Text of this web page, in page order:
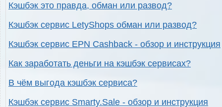
Кэшбэк это правда, обман или развод?
Кэшбэк сервис LetyShops обман или развод?
Кэшбэк сервис EPN Cashback - обзор и инструкция
Как заработать деньги на кэшбэк сервисах?
В чём выгода кэшбэк сервиса?
Кэшбэк сервис Smarty.Sale - обзор и инструкция